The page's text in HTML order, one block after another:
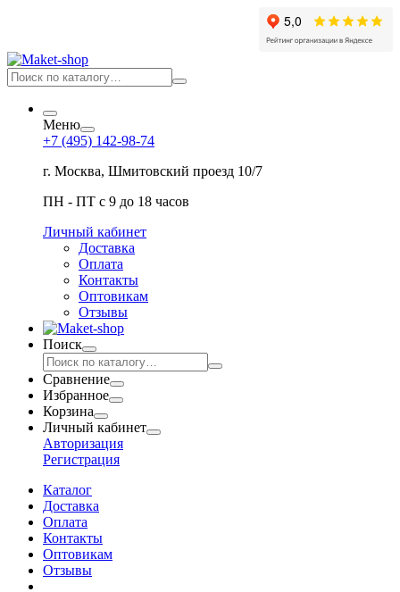
Меню
+7 (495) 142-98-74
г. Москва, Шмитовский проезд 10/7
ПН - ПТ с 9 до 18 часов
Личный кабинет
Доставка
Оплата
Контакты
Оптовикам
Отзывы
Поиск
Сравнение
Избранное
Корзина
Личный кабинет
Авторизация
Регистрация
Каталог
Доставка
Оплата
Контакты
Оптовикам
Отзывы